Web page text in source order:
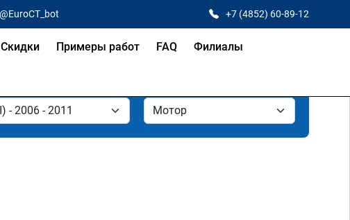
+7 (4852) 60-89-12
Скидки Примеры работ FAQ Филиалы